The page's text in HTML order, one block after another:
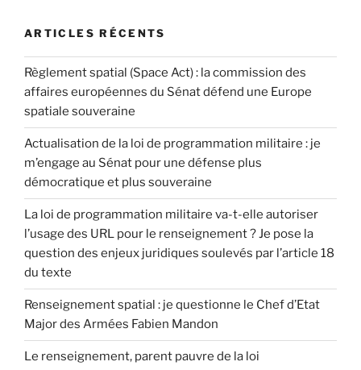
ARTICLES RÉCENTS
Règlement spatial (Space Act) : la commission des
affaires européennes du Sénat défend une Europe
spatiale souveraine
Actualisation de la loi de programmation militaire : je
m’engage au Sénat pour une défense plus
démocratique et plus souveraine
La loi de programmation militaire va-t-elle autoriser
l’usage des URL pour le renseignement ? Je pose la
question des enjeux juridiques soulevés par l’article 18
du texte
Renseignement spatial : je questionne le Chef d’Etat
Major des Armées Fabien Mandon
Le renseignement, parent pauvre de la loi